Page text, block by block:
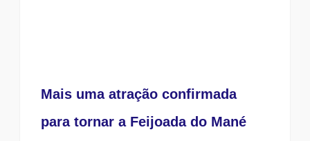
Mais uma atração confirmada
para tornar a Feijoada do Mané